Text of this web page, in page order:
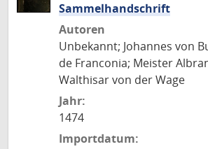
Sammelhandschrift
Autoren
Unbekannt; Johannes von
de Franconia; Meister
Walthisar von der Wage
Jahr:
1474
Importdatum: